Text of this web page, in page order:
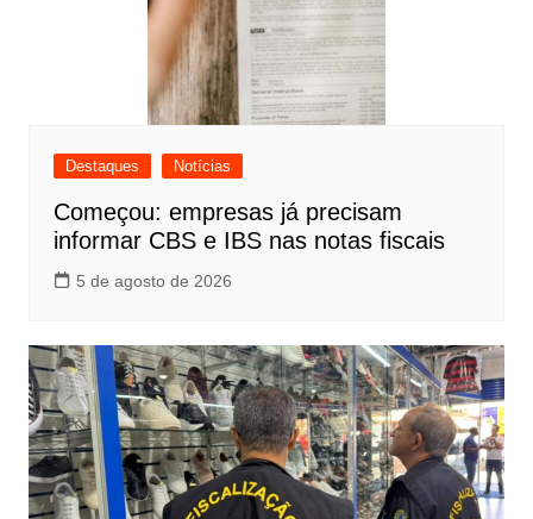
Destaques Notícias
Começou: empresas já precisam
informar CBS e IBS nas notas fiscais
5 de agosto de 2026